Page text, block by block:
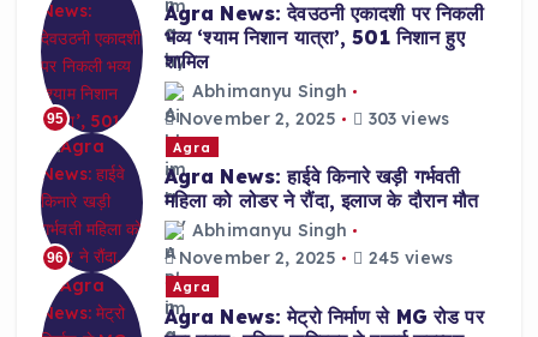
95
Agra News: देवउठनी एकादशी पर निकली
भव्य ‘श्याम निशान यात्रा’, 501 निशान हुए
शामिल
Abhimanyu Singh
November 2, 2025
303 views
96
Agra
Agra News: हाईवे किनारे खड़ी गर्भवती
महिला को लोडर ने रौंदा, इलाज के दौरान मौत
Abhimanyu Singh
November 2, 2025
245 views
Agra
Agra News: मेट्रो निर्माण से MG रोड पर